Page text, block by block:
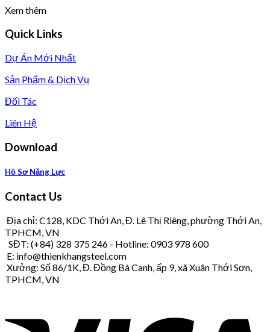
Xem thêm
Quick Links
Dự Án Mới Nhất
Sản Phẩm & Dịch Vụ
Đối Tác
Liên Hệ
Download
Hồ Sơ Năng Lực
Contact Us
Địa chỉ: C128, KDC Thới An, Đ. Lê Thị Riêng, phường Thới An,
TPHCM, VN
SĐT: (+84) 328 375 246 - Hotline: 0903 978 600
E: info@thienkhangsteel.com
Xưởng: Số 86/1K, Đ. Đồng Bà Canh, ấp 9, xã Xuân Thới Sơn,
TPHCM, VN